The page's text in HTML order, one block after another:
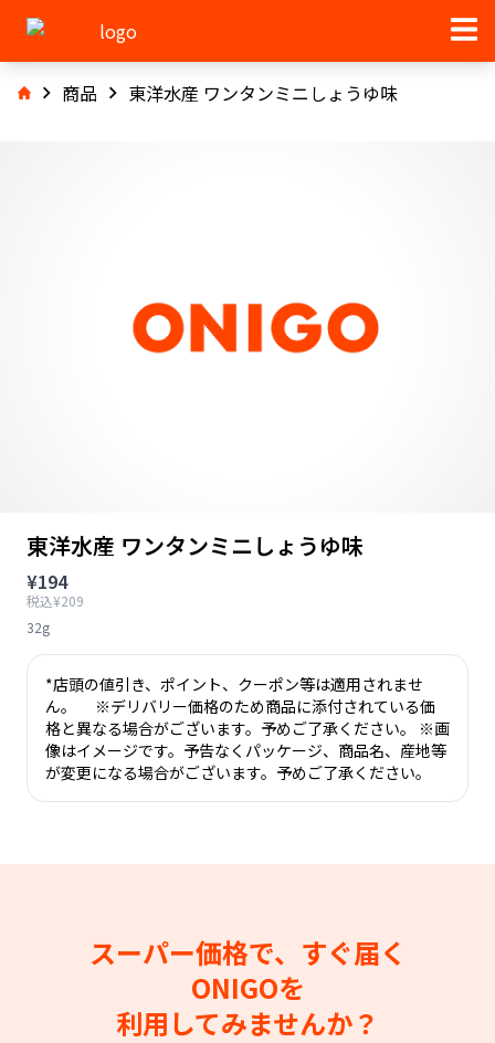
商品 東洋水産 ワンタンミニしょうゆ味
東洋水産 ワンタンミニしょうゆ味
¥194
税込¥209
32g
*店頭の値引き、ポイント、クーポン等は適用されませ
ん。 ※デリバリー価格のため商品に添付されている価
格と異なる場合がございます。予めご了承ください。 ※画
像はイメージです。予告なくパッケージ、商品名、産地等
が変更になる場合がございます。予めご了承ください。
スーパー価格で、すぐ届く
ONIGOを
利用してみませんか？